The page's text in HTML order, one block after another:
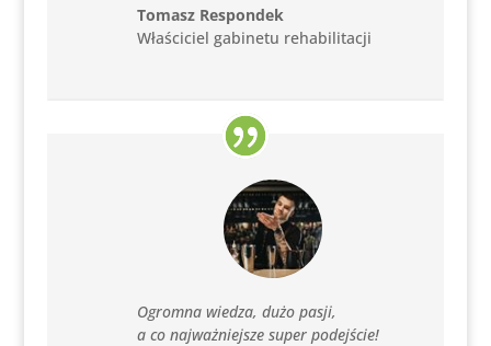
Tomasz Respondek
Właściciel gabinetu rehabilitacji
Ogromna wiedza, dużo pasji,
a co najważniejsze super podejście!